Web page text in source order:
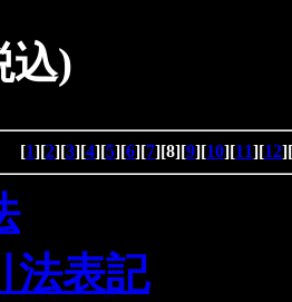
込)
1][2][3][4][5][6][7][8][9][10][11][12][
法表記